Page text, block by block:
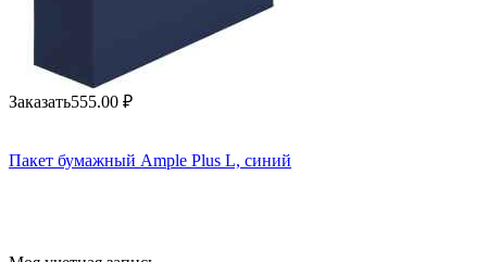
Заказать555.00 ₽
Пакет бумажный Ample Plus L, синий